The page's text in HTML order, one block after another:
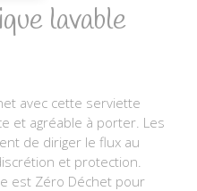
lavable
avec cette serviette
et agréable à porter. Les
de diriger le flux au
et protection.
est Zéro Déchet pour